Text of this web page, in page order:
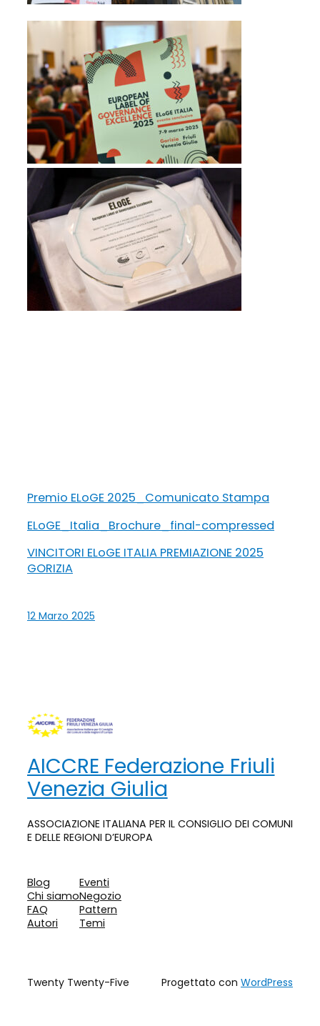
Premio ELoGE 2025_Comunicato Stampa
ELoGE_Italia_Brochure_final-compressed
VINCITORI ELoGE ITALIA PREMIAZIONE 2025
GORIZIA
12 Marzo 2025
AICCRE Federazione Friuli
Venezia Giulia
ASSOCIAZIONE ITALIANA PER IL CONSIGLIO DEI COMUNI
E DELLE REGIONI D’EUROPA
Blog
Chi siamo
FAQ
Autori
Eventi
Negozio
Pattern
Temi
Twenty Twenty-Five Progettato con WordPress